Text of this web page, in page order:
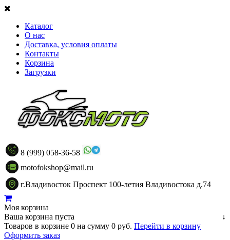
Каталог
О нас
Доставка, условия оплаты
Контакты
Корзина
Загрузки
8 (999) 058-36-58
motofokshop@mail.ru
г.Владивосток Проспект 100-летия Владивостока д.74
Моя корзина
↓
Ваша корзина пуста
Товаров в корзине 0 на сумму 0 руб. Перейти в корзину
Оформить заказ